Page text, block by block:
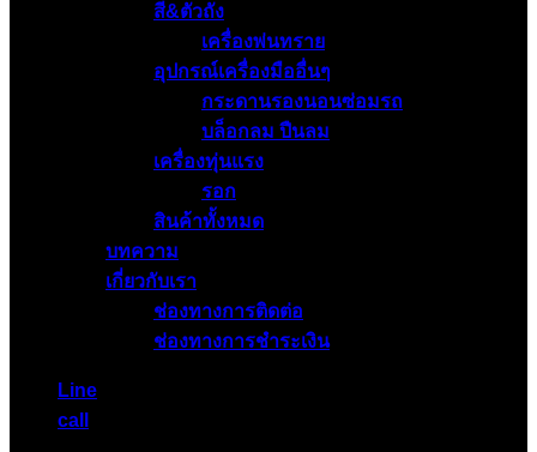
สี&ตัวถัง
เครื่องพ่นทราย
อุปกรณ์เครื่องมืออื่นๆ
กระดานรองนอนซ่อมรถ
บล็อกลม ปืนลม
เครื่องทุ่นแรง
รอก
สินค้าทั้งหมด
บทความ
เกี่ยวกับเรา
ช่องทางการติดต่อ
ช่องทางการชำระเงิน
Line
call